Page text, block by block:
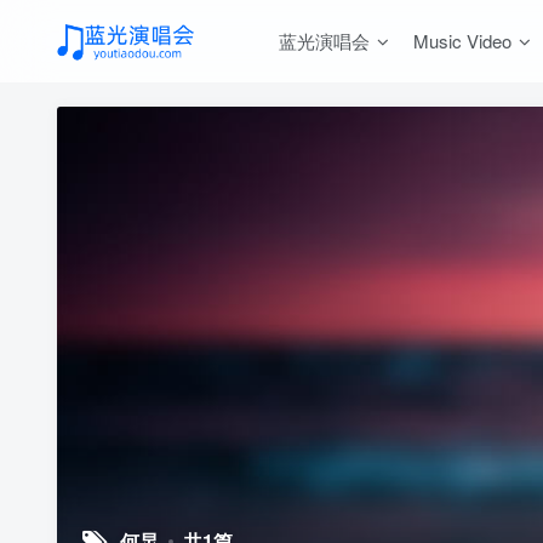
蓝光演唱会 Music Video